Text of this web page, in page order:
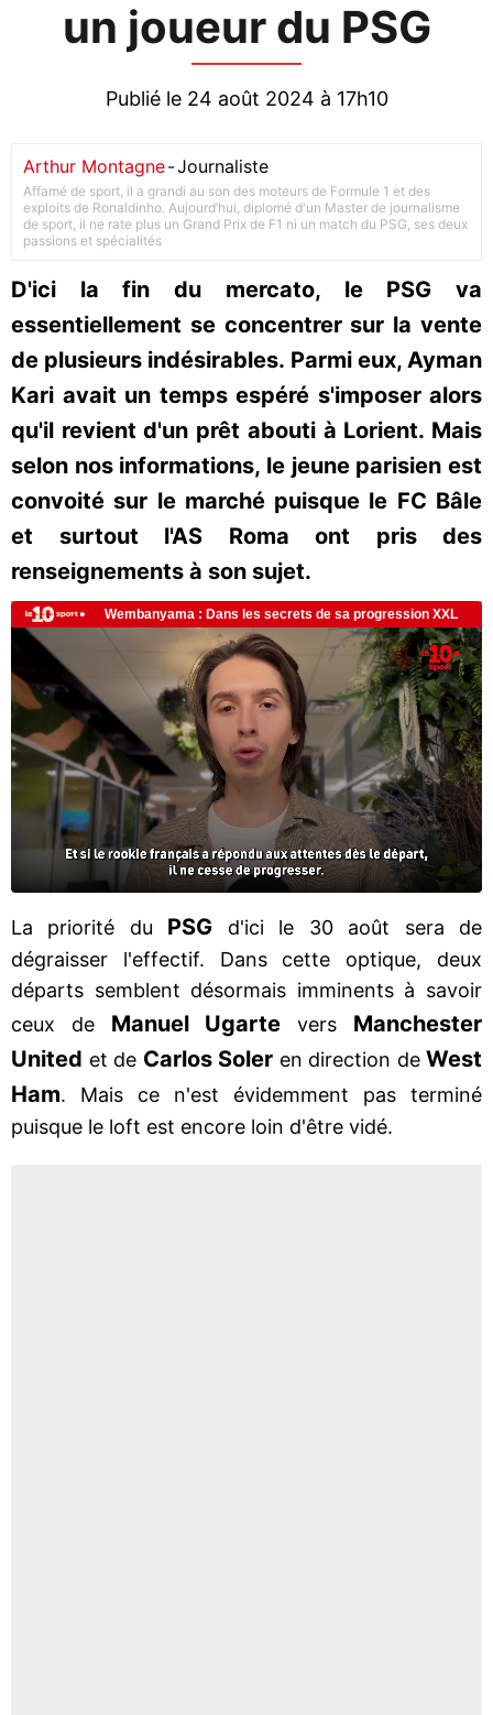
un joueur du PSG
Publié le 24 août 2024 à 17h10
Arthur Montagne-Journaliste
Affamé de sport, il a grandi au son des moteurs de Formule 1 et des
exploits de Ronaldinho. Aujourd’hui, diplomé d'un Master de journalisme
de sport, il ne rate plus un Grand Prix de F1 ni un match du PSG, ses deux
passions et spécialités
D'ici la fin du mercato, le PSG va
essentiellement se concentrer sur la vente
de plusieurs indésirables. Parmi eux, Ayman
Kari avait un temps espéré s'imposer alors
qu'il revient d'un prêt abouti à Lorient. Mais
selon nos informations, le jeune parisien est
convoité sur le marché puisque le FC Bâle
et surtout l'AS Roma ont pris des
renseignements à son sujet.
La priorité du PSG
d'ici le 30 août sera de
dégraisser l'effectif. Dans cette optique, deux
départs semblent désormais imminents à savoir
ceux de Manuel Ugarte vers Manchester
United et de Carlos Soler en direction de West
Ham. Mais ce n'est évidemment pas terminé
puisque le loft est encore loin d'être vidé.